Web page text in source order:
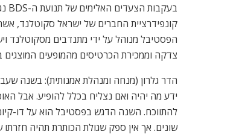
הפסטיבל מנוהל על ידי מתנדבים מסקוטלנד
צדקה וממכירת הכרטיסים מהמופעים המוצגים
הדר גלרון (מנחה ומנהלת אמנותית): בשנה
ידע מה יהיה ואם נצליח בכלל להופיע. אבל
להתווכח. השנה הדגש בפסטיבל הוא על דו-
שונים. אך אין ספק שגולת הכותרת תהיה חזרתו